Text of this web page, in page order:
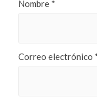
Nombre *
Correo electrónico